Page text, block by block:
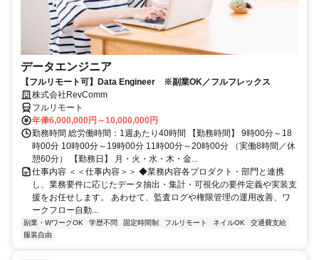
データエンジニア
【フルリモート可】Data Engineer ※副業OK／フルフレックス
株式会社RevComm
フルリモート
年俸6,000,000円～10,000,000円
勤務時間 総労働時間：1週あたり40時間 【勤務時間】 9時00分～18
時00分 10時00分～19時00分 11時00分～20時00分 （実働8時間／休
憩60分） 【勤務日】 月・火・水・木・金...
仕事内容 ＜＜仕事内容＞＞ ◆業務内容各プロダクト・部門と連携
し、業務要件に応じたデータ抽出・集計・可視化の要件定義や実装支
援をお任せします。 あわせて、監査ログや権限管理の運用改善、ワ
ークフロー自動...
副業・WワークOK 学歴不問 固定時間制 フルリモート ネイルOK
交通費支給
服装自由